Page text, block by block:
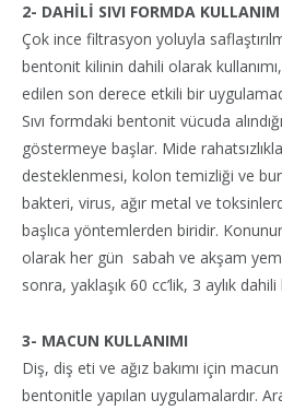
2- DAHİLİ SIVI FORMDA KULLANIM
Çok ince filtrasyon yoluyla
bentonit kilinin dahili olarak
edilen son derece etkili bir
Sıvı formdaki bentonit vücuda
göstermeye başlar. Mide
desteklenmesi, kolon temizliği ve
bakteri, virus, ağır metal ve
başlıca yöntemlerden biridir.
olarak her gün sabah ve akşam
sonra, yaklaşık 60 cc’lik, 3 aylık
3- MACUN KULLANIMI
Diş, diş eti ve ağız bakımı için macun
bentonitle yapılan uygulamalardır.